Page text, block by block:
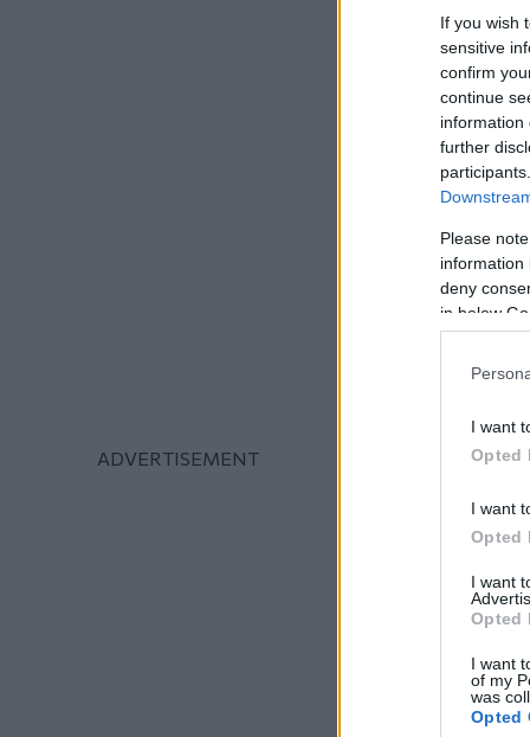
If you wish
sensitive
confirm
continue
information
further
Please
information
deny
in below
I want
Opted
I want
Opted
I want
Opted
I want
of my
was
Opted